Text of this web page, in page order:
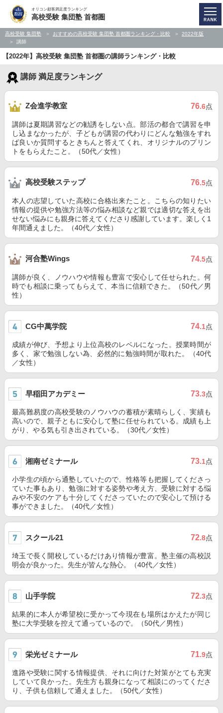
オリコン顧客満足度ランキング
高校受験 集団塾 首都圏
高校受験 集団塾 おすすめの高校受験 集団塾 首都圏ランキング・比較
2022年版
講師
【2022年】高校受験 集団塾 首都圏の講師ランキング・比較
講師 満足度ランキング
Z会進学教室 76.6点
講師は夏期講習などの勧誘をしない点。部活の都合で講習を申
し込まなかったが、子どもが講習の代わりにどんな勉強をすれ
ば良いか質問するときちんと答えてくれ、オリジナルのプリン
トをもらえたこと。（50代／女性）
高校受験ステップ 76.5点
本人の志望していた高校に合格出来たこと。こちらの知りたい
情報の提供や勉強方法等の悩み相談など親では適切な答えを出
せない悩みにも親身に答えてくださり感謝しています。楽しく1
年間通えました。（40代／女性）
河合塾Wings 74.5点
講師が良く、ノウハウや情報も豊富で安心して任せられた。何
時でも相談に乗ってもらえて、本当に信頼できた。（50代／男
性）
CG中萬学院 74.1点
成績が伸び、予想より上位高校のレベルになった。授業時間が
多く、家で勉強しない為、必然的に勉強時間が取れた。（40代
／女性）
早稲田アカデミー 73.3点
最高難易度の高校受験のノウハウの蓄積が素晴らしく、実績も
高いので、親子ともに安心して塾に任せられている。成績も上
がり、やる気も引き出されている。（30代／女性）
湘南ゼミナール 73.1点
小学生の頃から通塾していたので、性格等も把握してくださっ
ていた事もあり、勉強に対する姿勢や考え方、受験に対する悩
みや不安のケアも十分してくださっていたので安心して預ける
事ができました。（40代／女性）
スクール21 72.8点
埼玉で長く開校しているだけあり情報が豊富。塾主催の高校説
明会が良かった。先生が皆んな熱心。（40代／女性）
山手学院 72.3点
結果的に本人が希望校に受かって今現在も場所はかえたが同じ
塾に大学受験を控えて通っているので。（50代／男性）
栄光ゼミナール 71.9点
進路や受験に関する情報提供、それに向けた対策がとても充実
していて良かった。先生方も親身になって相談にのってくださ
り、子供も信頼して通えました。（50代／女性）